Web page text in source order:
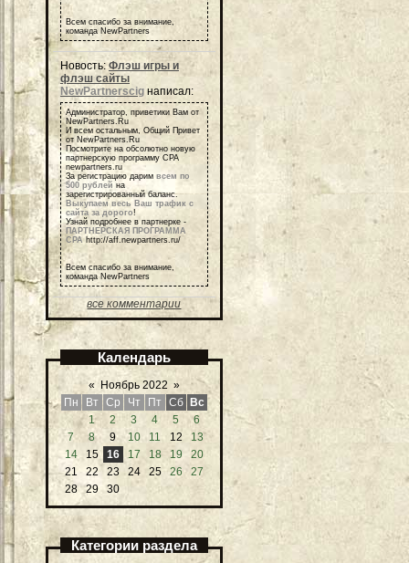
Всем спасибо за внимание,
команда NewPartners
Новость: Флэш игры и
флэш сайты
NewPartnerscig написал:
Администратор, приветики Вам от
NewPartners.Ru
И всем остальным, Общий Привет
от NewPartners.Ru
Посмотрите на обсолютно новую
партнерскую программу СРА
newpartners.ru
За регистрацию дарим всем по
500 рублей на
зарегистрированный баланс.
Выкупаем весь Ваш трафик с
сайта за дорого!
Узнай подробнее в партнерке -
ПАРТНЕРСКАЯ ПРОГРАММА
СРАhttp://aff.newpartners.ru/
Всем спасибо за внимание,
команда NewPartners
все комментарии
Календарь
« Ноябрь 2022 »
Пн
Вт Ср Чт Пт Сб
Вс
1
2 3 4 5
6
7
8 9 10 11 12
13
14
15 16 17 18 19
20
21
22 23 24 25 26
27
28
29 30
Категории раздела